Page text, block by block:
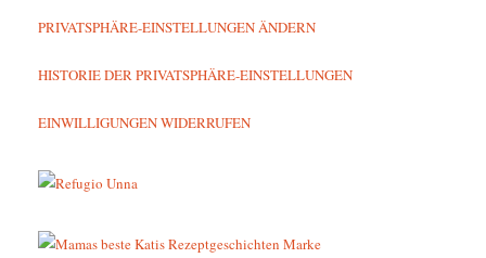
PRIVATSPHÄRE-EINSTELLUNGEN ÄNDERN
HISTORIE DER PRIVATSPHÄRE-EINSTELLUNGEN
EINWILLIGUNGEN WIDERRUFEN